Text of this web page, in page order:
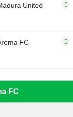
United
FC
FC